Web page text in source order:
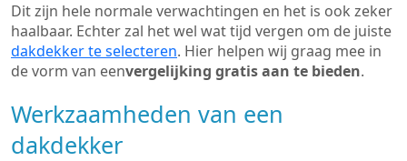
Dit zijn hele normale verwachtingen en het is ook zeker
haalbaar. Echter zal het wel wat tijd vergen om de juiste
dakdekker te selecteren. Hier helpen wij graag mee in
de vorm van eenvergelijking gratis aan te bieden.
Werkzaamheden van een
dakdekker